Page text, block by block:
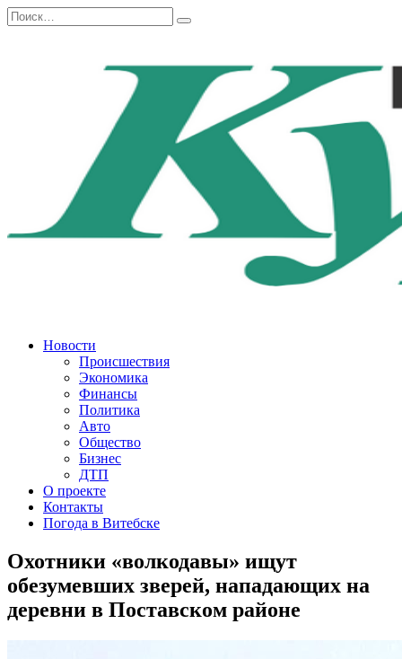
Перейти
к
Search
for:
Новости
Происшествия
Экономика
Финансы
Политика
Авто
Общество
Бизнес
ДТП
О проекте
Контакты
Погода в Витебске
Охотники «волкодавы» ищут
обезумевших зверей, нападающих на
деревни в Поставском районе